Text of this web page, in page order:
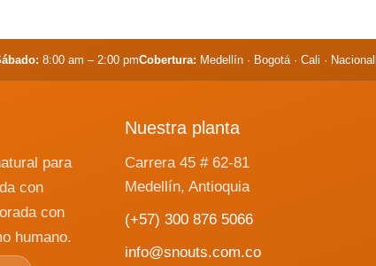
8:00 am – 2:00 pmCobertura: Medellín · Bogotá · Cali · Nacional
para
con
con
humano.
Nuestra planta
Carrera 45 # 62-81
Medellín, Antioquia
(+57) 300 876 5066
info@snouts.com.co